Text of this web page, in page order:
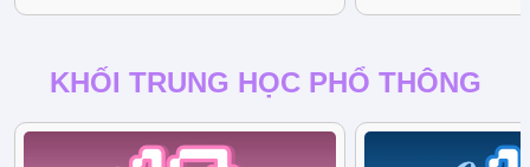
KHỐI TRUNG HỌC PHỔ THÔNG